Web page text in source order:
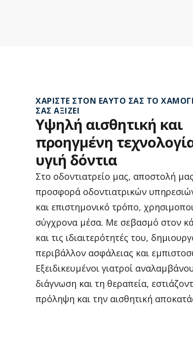
ΧΑΡΊΣΤΕ ΣΤΟΝ ΕΑΥΤΌ ΣΑΣ ΤΟ
ΣΑΣ ΑΞΊΖΕΙ
Υψηλή αισθητική και
προηγμένη
υγιή δόντια
Στο οδοντιατρείο μας, αποστολή
προσφορά οδοντιατρικών
και επιστημονικό τρόπο,
σύγχρονα μέσα. Με σεβασμό στον
και τις ιδιαιτερότητές του,
περιβάλλον ασφάλειας και
Εξειδικευμένοι γιατροί
διάγνωση και τη θεραπεία,
πρόληψη και την αισθητική